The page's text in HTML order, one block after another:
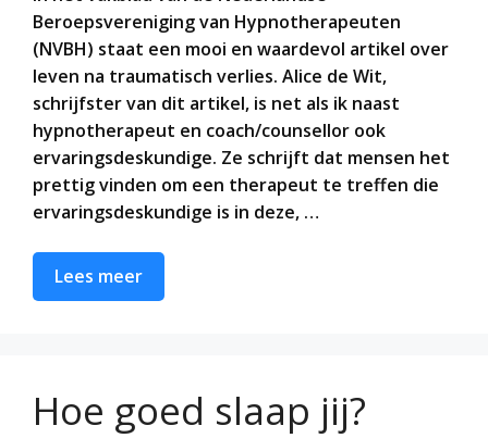
Beroepsvereniging van Hypnotherapeuten
(NVBH) staat een mooi en waardevol artikel over
leven na traumatisch verlies. Alice de Wit,
schrijfster van dit artikel, is net als ik naast
hypnotherapeut en coach/counsellor ook
ervaringsdeskundige. Ze schrijft dat mensen het
prettig vinden om een therapeut te treffen die
ervaringsdeskundige is in deze, …
Lees meer
Hoe goed slaap jij?